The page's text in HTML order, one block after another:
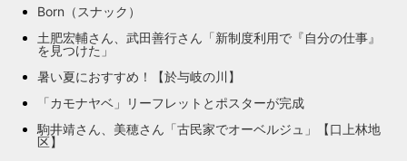
Born（スナック）
土肥宏輔さん、武田善行さん「新制度利用で『自分の仕事』
を見つけた」
暑い夏におすすめ！【於与岐の川】
「カモナヤベ」リーフレットとポスターが完成
駒井靖さん、美穂さん「古民家でオーベルジュ」【口上林地
区】